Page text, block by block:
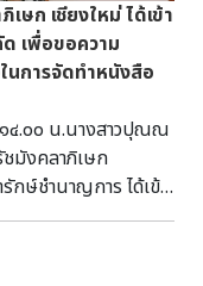
ษก เชียงใหม่ ได้เข้า
เพื่อขอความ
นการจัดทำหนังสือ
๔.๐๐ น.นางสาวปุณณ
มังคลาภิเษก
กษ์ชำนาญการ ได้เข้า
อขอความอนุเคราะห์
นังสือ “ภาพถ่าย